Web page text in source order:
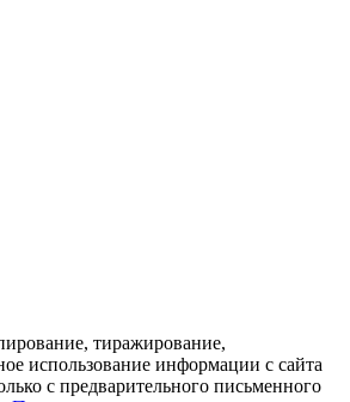
тиражирование,
использование информации с сайта
с предварительного письменного